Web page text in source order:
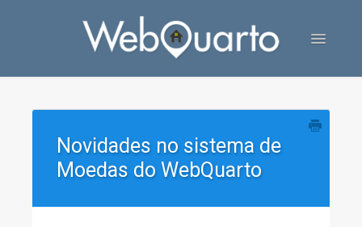
Toggle
Contato
Novidades no sistema de
Moedas do WebQuarto